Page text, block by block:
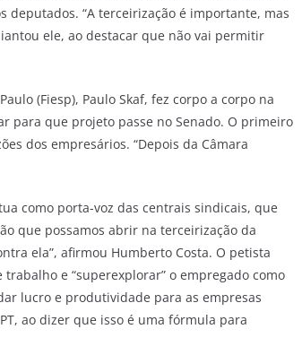
“A terceirização é importante, mas
ele, ao destacar que não vai permitir
(Fiesp), Paulo Skaf, fez corpo a corpo na
para que projeto passe no Senado. O primeiro
dos empresários. “Depois da Câmara
como porta-voz das centrais sindicais, que
que possamos abrir na terceirização da
ela”, afirmou Humberto Costa. O petista
e “superexplorar” o empregado como
lucro e produtividade para as empresas
ao dizer que isso é uma fórmula para